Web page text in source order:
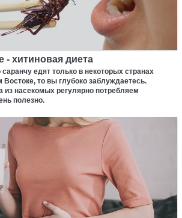
- хитиновая диета
едят только в некоторых странах
то вы глубоко заблуждаетесь.
насекомых регулярно потребляем
полезно.